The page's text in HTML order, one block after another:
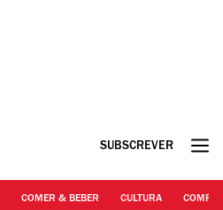
SUBSCREVER
COMER & BEBER CULTURA